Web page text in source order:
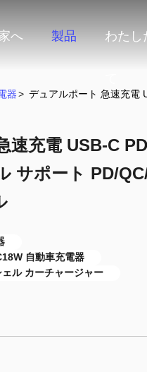
へ 製品 わたし
器> デュアルポート 急速充電
速充電 USB-C
サポート PD/
自動車充電器
ル カーチャージャー